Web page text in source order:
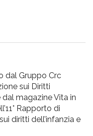
dal Gruppo Crc
sui Diritti
dal magazine Vita in
Rapporto di
diritti dell’infanzia e